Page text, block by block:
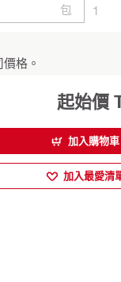
包
1
格。
起始價
加入購物車
加入最愛清